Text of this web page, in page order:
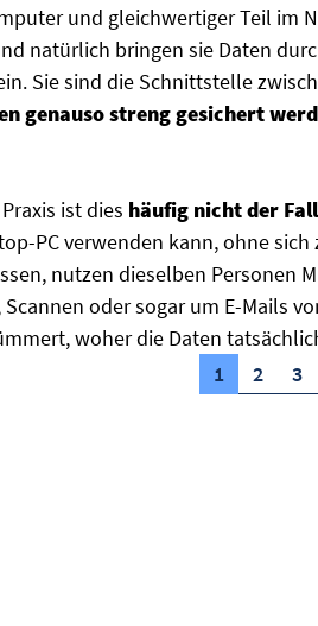
und gleichwertiger Teil im
natürlich bringen sie Daten
Sie sind die Schnittstelle
genauso streng gesichert
ist dies häufig nicht der Fall
PC verwenden kann, ohne
nutzen dieselben Personen
oder sogar um E-Mails
woher die Daten
1
2 3